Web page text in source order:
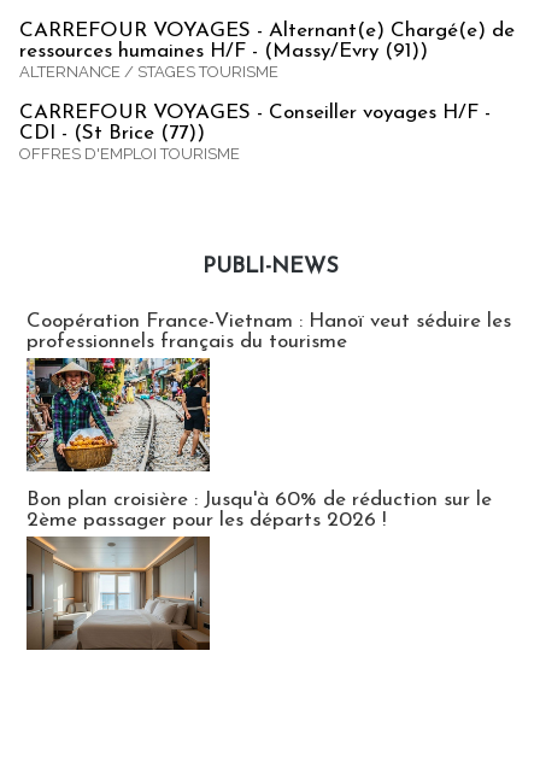
CARREFOUR VOYAGES - Alternant(e) Chargé(e) de
ressources humaines H/F - (Massy/Evry (91))
ALTERNANCE / STAGES TOURISME
CARREFOUR VOYAGES - Conseiller voyages H/F -
CDI - (St Brice (77))
OFFRES D'EMPLOI TOURISME
PUBLI-NEWS
Coopération France-Vietnam : Hanoï veut séduire les
professionnels français du tourisme
Bon plan croisière : Jusqu'à 60% de réduction sur le
2ème passager pour les départs 2026 !